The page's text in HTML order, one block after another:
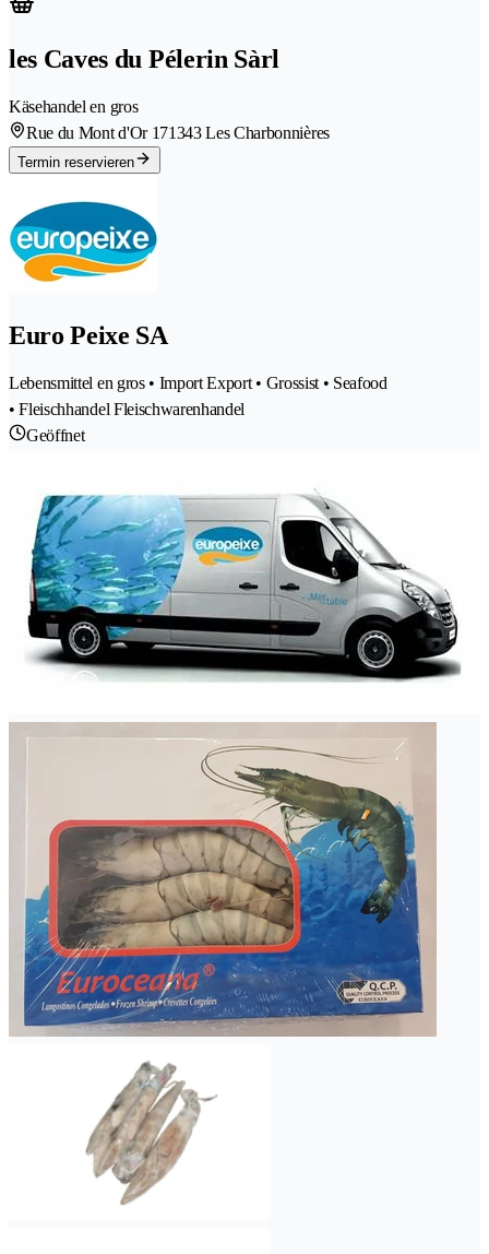
les Caves du Pélerin Sàrl
Käsehandel en gros
Rue du Mont d'Or 171343 Les Charbonnières
Termin reservieren
Euro Peixe SA
Lebensmittel en gros • Import Export • Grossist • Seafood
• Fleischhandel Fleischwarenhandel
Geöffnet